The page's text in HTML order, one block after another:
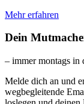
Mehr erfahren
Dein
– immer montags in
Melde dich an und
wegbegleitende